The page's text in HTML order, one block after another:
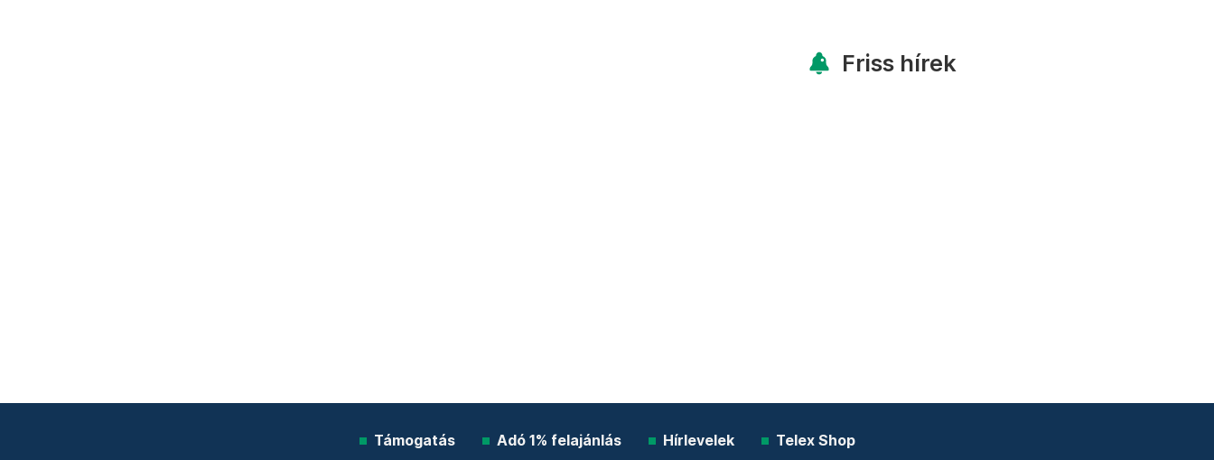
Friss hírek
Támogatás Adó 1% felajánlás Hírlevelek Telex Shop